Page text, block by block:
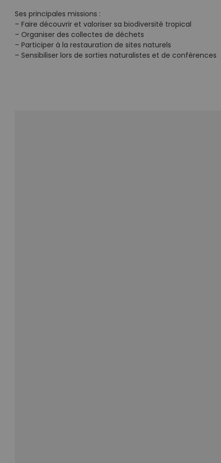
Ses principales missions :
– Faire découvrir et valoriser sa biodiversité tropical
– Organiser des collectes de déchets
– Participer à la restauration de sites naturels
– Sensibiliser lors de sorties naturalistes et de conférences